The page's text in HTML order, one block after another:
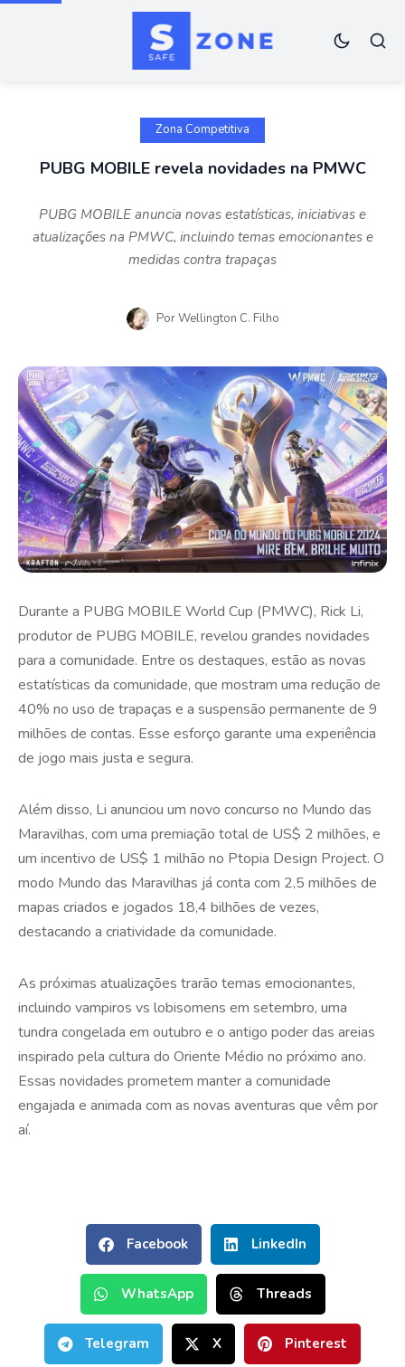
Zona Competitiva
PUBG MOBILE revela novidades na PMWC
PUBG MOBILE anuncia novas estatísticas, iniciativas e
atualizações na PMWC, incluindo temas emocionantes e
medidas contra trapaças
PorWellington C. Filho
Durante a PUBG MOBILE World Cup (PMWC), Rick Li,
produtor de PUBG MOBILE, revelou grandes novidades
para a comunidade. Entre os destaques, estão as novas
estatísticas da comunidade, que mostram uma redução de
40% no uso de trapaças e a suspensão permanente de 9
milhões de contas. Esse esforço garante uma experiência
de jogo mais justa e segura.
Além disso, Li anunciou um novo concurso no Mundo das
Maravilhas, com uma premiação total de US$ 2 milhões, e
um incentivo de US$ 1 milhão no Ptopia Design Project. O
modo Mundo das Maravilhas já conta com 2,5 milhões de
mapas criados e jogados 18,4 bilhões de vezes,
destacando a criatividade da comunidade.
As próximas atualizações trarão temas emocionantes,
incluindo vampiros vs lobisomens em setembro, uma
tundra congelada em outubro e o antigo poder das areias
inspirado pela cultura do Oriente Médio no próximo ano.
Essas novidades prometem manter a comunidade
engajada e animada com as novas aventuras que vêm por
aí.
Facebook LinkedIn
WhatsApp Threads
Telegram X Pinterest